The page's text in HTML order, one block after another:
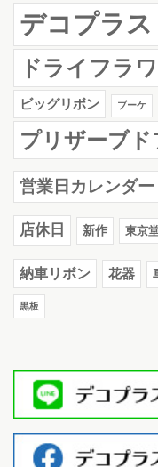
デコプラス
ドライフラ
ビッグリボン ブーケ
プリザーブド
営業日カレンダー
店休日 新作 東京
納車リボン 花器
黒板